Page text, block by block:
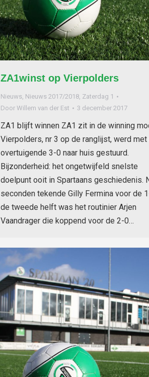
ZA1winst op Vierpolders
Nieuws, Nieuws 2017/2018, Zaterdag 1
Door Willem van der Est 3 december 2017
ZA1 blijft winnen ZA1 zit in de winning
Vierpolders, nr 3 op de ranglijst, werd met
overtuigende 3-0 naar huis gestuurd.
Bijzonderheid: het ongetwijfeld snelste
doelpunt ooit in Spartaans geschiedenis.
seconden tekende Gilly Fermina voor de
de tweede helft was het routinier Arjen
Vaandrager die koppend voor de 2-0…